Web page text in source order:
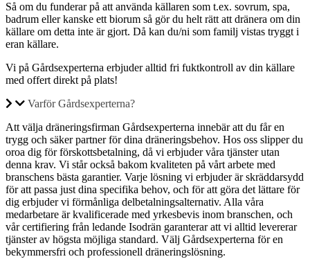
Så om du funderar på att använda källaren som t.ex. sovrum, spa,
badrum eller kanske ett biorum så gör du helt rätt att dränera om din
källare om detta inte är gjort. Då kan du/ni som familj vistas tryggt i
eran källare.
Vi på Gårdsexperterna erbjuder alltid fri fuktkontroll av din källare
med offert direkt på plats!
Varför Gårdsexperterna?
Att välja dräneringsfirman Gårdsexperterna innebär att du får en
trygg och säker partner för dina dräneringsbehov. Hos oss slipper du
oroa dig för förskottsbetalning, då vi erbjuder våra tjänster utan
denna krav. Vi står också bakom kvaliteten på vårt arbete med
branschens bästa garantier. Varje lösning vi erbjuder är skräddarsydd
för att passa just dina specifika behov, och för att göra det lättare för
dig erbjuder vi förmånliga delbetalningsalternativ. Alla våra
medarbetare är kvalificerade med yrkesbevis inom branschen, och
vår certifiering från ledande Isodrän garanterar att vi alltid levererar
tjänster av högsta möjliga standard. Välj Gårdsexperterna för en
bekymmersfri och professionell dräneringslösning.